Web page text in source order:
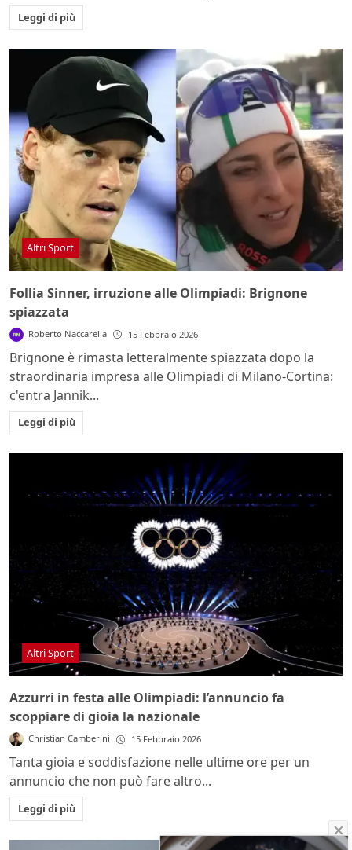
Leggi di più
Altri Sport
Follia Sinner, irruzione alle Olimpiadi: Brignone
spiazzata
Roberto Naccarella 15 Febbraio 2026
Brignone è rimasta letteralmente spiazzata dopo la
straordinaria impresa alle Olimpiadi di Milano-Cortina:
c'entra Jannik...
Leggi di più
Altri Sport
Azzurri in festa alle Olimpiadi: l’annuncio fa
scoppiare di gioia la nazionale
Christian Camberini 15 Febbraio 2026
Tanta gioia e soddisfazione nelle ultime ore per un
annuncio che non può fare altro...
Leggi di più